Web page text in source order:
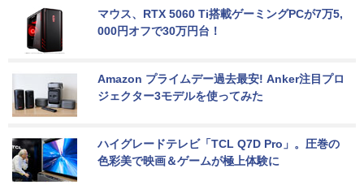
マウス、RTX 5060 Ti搭載ゲーミングPCが7万5,
000円オフで30万円台！
Amazon プライムデー過去最安! Anker注目プロ
ジェクター3モデルを使ってみた
ハイグレードテレビ「TCL Q7D Pro」。圧巻の
色彩美で映画＆ゲームが極上体験に